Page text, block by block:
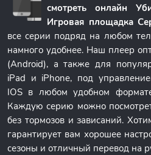
смотреть онлайн
Игровая площадка
все серии подряд на любом
намного удобнее. Наш плеер
(Android), а также для
iPad и iPhone, под
IOS в любом удобном
Каждую серию можно
без тормозов и зависаний.
гарантирует вам хорошее
сезоны и отличный перевод на